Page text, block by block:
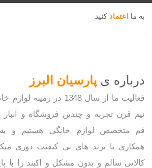
درباره ی پارسیان البرز
فعالیت ما از سال 1348 در
نیم قرن تجربه و چندین فروشگاه و
قم متخصص لوازم خانگی هستیم و
همکاری با برند های بی کیفیت دوری
کالایی سالم و بدون مشکل و اکبند را با
به ما اعتماد کنید